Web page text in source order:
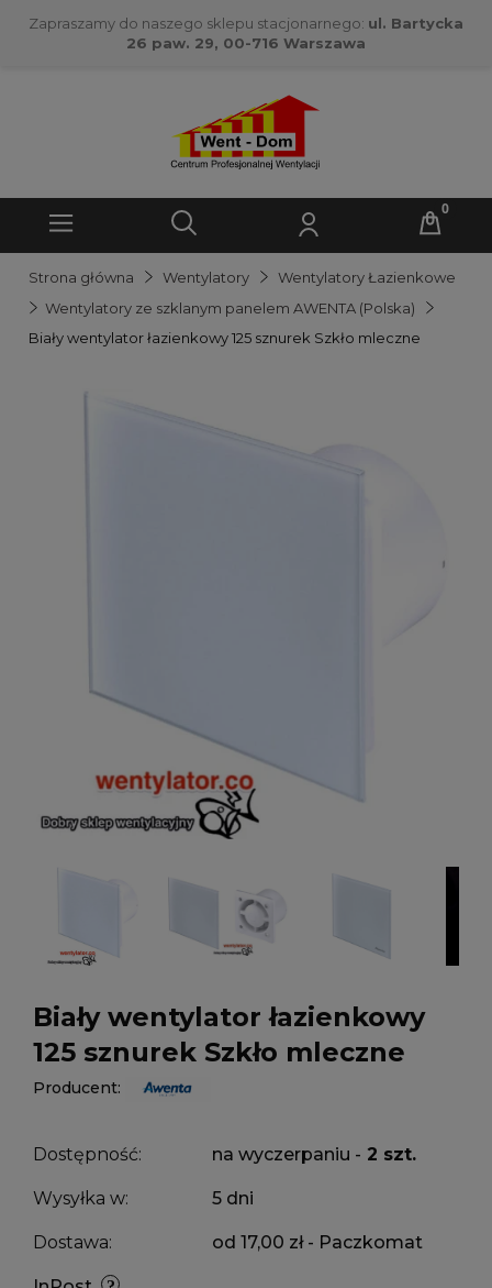
Zapraszamy do naszego sklepu stacjonarnego: ul. Bartycka
26 paw. 29, 00-716 Warszawa
Strona główna Wentylatory
Wentylatory Łazienkowe
Wentylatory ze szklanym panelem AWENTA (Polska)
Biały wentylator łazienkowy 125 sznurek Szkło mleczne
Biały wentylator łazienkowy
125 sznurek Szkło mleczne
Producent:
Dostępność: na wyczerpaniu - 2 szt.
Wysyłka w: 5 dni
Dostawa: od 17,00 zł - Paczkomat